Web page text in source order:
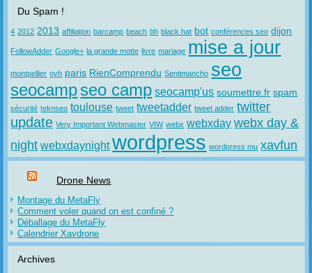
Du Spam !
4 2012 2013 affiliation barcamp beach bh black hat bot conférences seo dijon
FollowAdder Google+ la grande motte livre mariage mise a jour
montpellier ovh paris RienComprendu Sentimancho seo
seocampseo camp seocamp'us soumettre.fr spam
sécurité teknseo toulouse tweet tweetadder tweet adder twitter
update Very Important Webmaster VIW webx webxday webx day &
night webxdaynight wordpress wordpress mu xavfun
Drone News
Montage du MetaFly
Comment voler quand on est confiné ?
Déballage du MetaFly
Calendrier Xavdrone
Archives